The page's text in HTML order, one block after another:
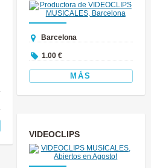
VIDEOCLIPS
MUSICALES,
BARCELONA
Barcelona
1.00 €
MÁS
VIDEOCLIPS
MUSICALES, ABIERTOS